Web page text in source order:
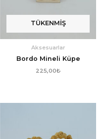
TÜKENMIŞ
Aksesuarlar
Bordo Mineli Küpe
225,00₺